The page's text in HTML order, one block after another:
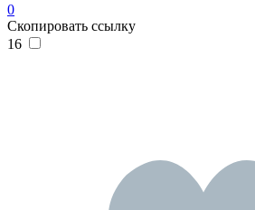
0
Скопировать ссылку
16